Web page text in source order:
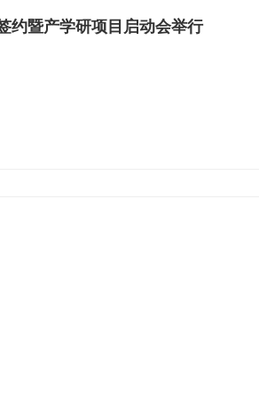
约暨产学研项目启动会举行